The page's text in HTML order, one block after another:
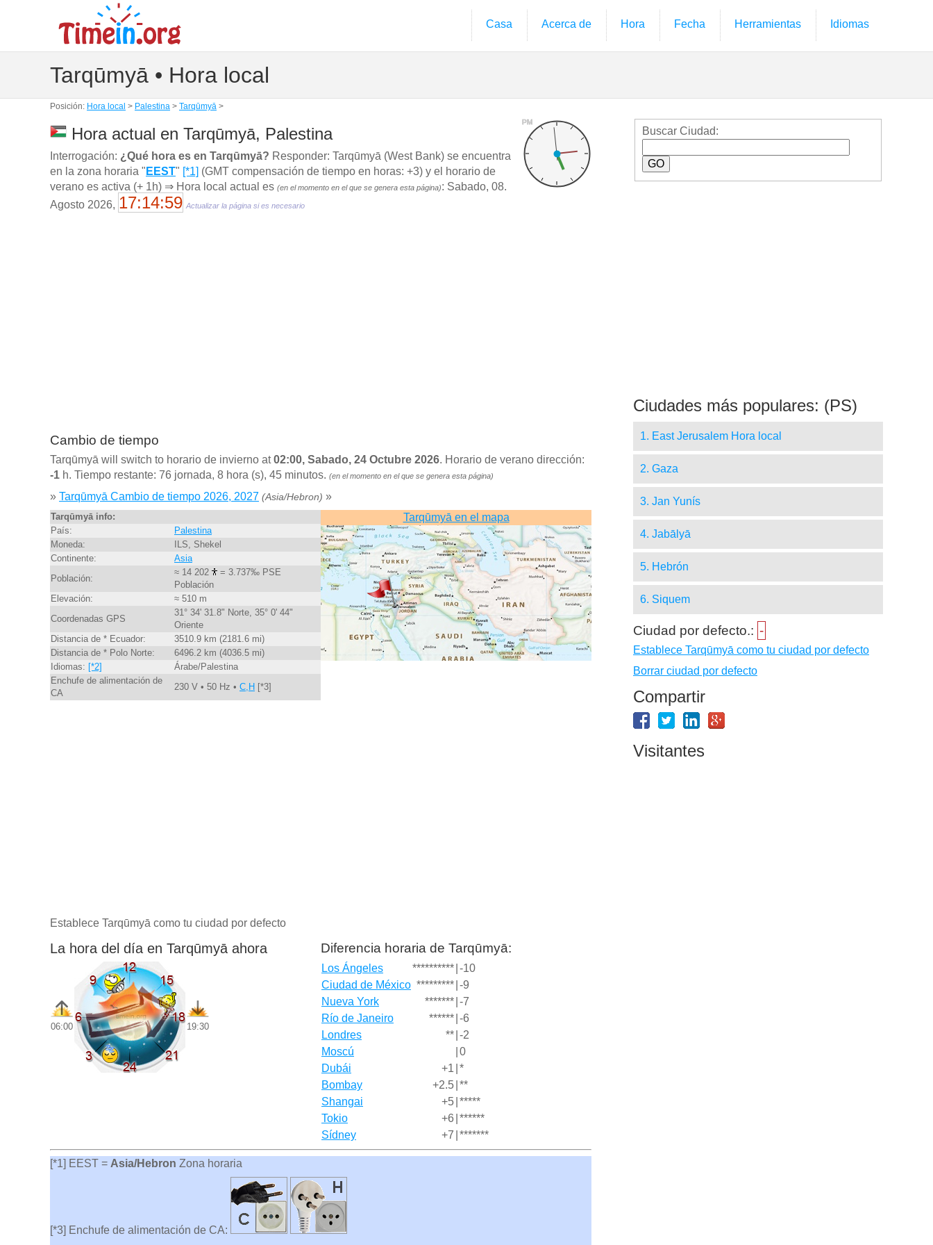
Casa Acerca de Hora Fecha Herramientas Idiomas
Tarqūmyā • Hora local
Posición: Hora local > Palestina > Tarqūmyā >
PM
Hora actual en Tarqūmyā, Palestina
Interrogación: ¿Qué hora es en Tarqūmyā? Responder: Tarqūmyā (West Bank) se encuentra
en la zona horaria " EEST" [*1] (GMT compensación de tiempo en horas: +3) y el horario de
verano es activa (+ 1h) ⇒ Hora local actual es (en el momento en el que se genera esta página): Sabado, 08.
Agosto 2026, 17:15:00 Actualizar la página si es necesario
Cambio de tiempo
Tarqūmyā will switch to horario de invierno at02:00, Sabado, 24 Octubre 2026. Horario de verano dirección:
-1 h. Tiempo restante: 76 jornada, 8 hora (s), 45 minutos. (en el momento en el que se genera esta página)
» Tarqūmyā Cambio de tiempo 2026, 2027 (Asia/Hebron) »
Tarqūmyā info:
País:
Palestina
Moneda:
ILS, Shekel
Continente:
Asia
Población:
≈ 14 202
= 3.737‰ PSE
Población
Elevación:
≈ 510 m
Coordenadas GPS
31° 34' 31.8" Norte, 35° 0' 44"
Oriente
Distancia de * Ecuador:
3510.9 km (2181.6 mi)
Distancia de * Polo Norte:
6496.2 km (4036.5 mi)
Idiomas: [*2]
Árabe/Palestina
Enchufe de alimentación de
CA
230 V • 50 Hz • C,H [*3]
Tarqūmyā en el mapa
Establece Tarqūmyā como tu ciudad por defecto
La hora del día en Tarqūmyā ahora
06:00 19:30
Diferencia horaria de Tarqūmyā:
Los Ángeles ********** -10
Ciudad de México ********* -9
Nueva York
******* -7
Río de Janeiro
****** -6
Londres
** -2
Moscú
0
Dubái
+1 *
Bombay
+2.5 **
Shangai
+5 *****
Tokio
+6 ******
Sídney
+7 *******
[*1] EEST = Asia/Hebron Zona horaria
[*3] Enchufe de alimentación de CA:
Buscar Ciudad:
Ciudades más populares: (PS)
1. East Jerusalem Hora local
2. Gaza
3. Jan Yunís
4. Jabālyā
5. Hebrón
6. Siquem
Ciudad por defecto.: -
Establece Tarqūmyā como tu ciudad por defecto
Borrar ciudad por defecto
Compartir
Visitantes